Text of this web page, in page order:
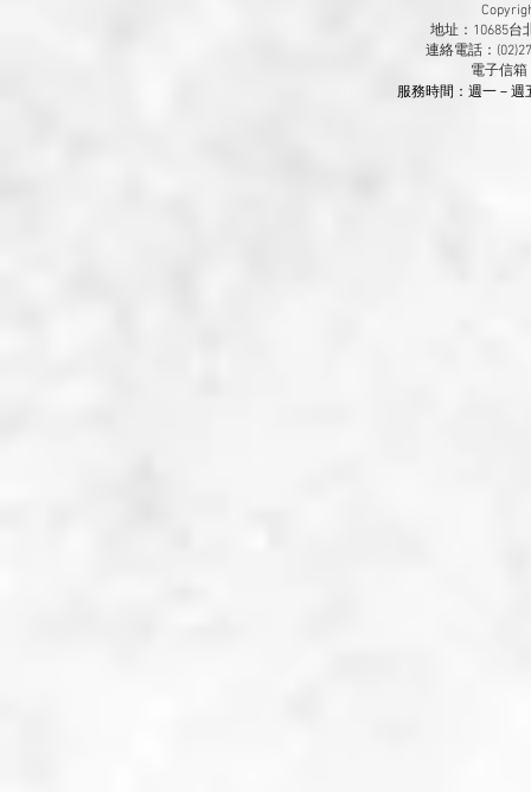
地址：10685台
連絡電話：
電子信箱
服務時間：週一－